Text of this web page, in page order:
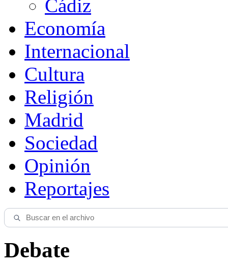
Cádiz
Economía
Internacional
Cultura
Religión
Madrid
Sociedad
Opinión
Reportajes
Debate